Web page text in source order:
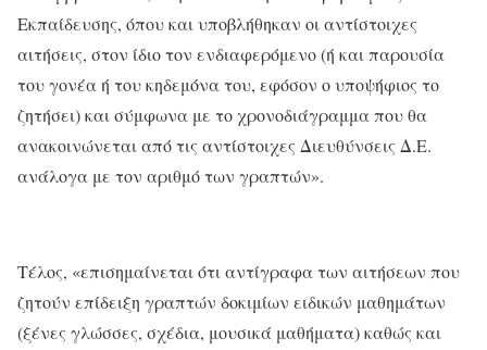
Εκπαίδευσης, όπου και υποβλήθηκαν οι αντίστοιχες
αιτήσεις, στον ίδιο τον ενδιαφερόμενο (ή και παρουσία
του γονέα ή του κηδεμόνα του, εφόσον ο υποψήφιος το
ζητήσει) και σύμφωνα με το χρονοδιάγραμμα που θα
ανακοινώνεται από τις αντίστοιχες Διευθύνσεις Δ.Ε.
ανάλογα με τον αριθμό των γραπτών».
Τέλος, «επισημαίνεται ότι αντίγραφα των αιτήσεων που
ζητούν επίδειξη γραπτών δοκιμίων ειδικών μαθημάτων
(ξένες γλώσσες, σχέδια, μουσικά μαθήματα) καθώς και